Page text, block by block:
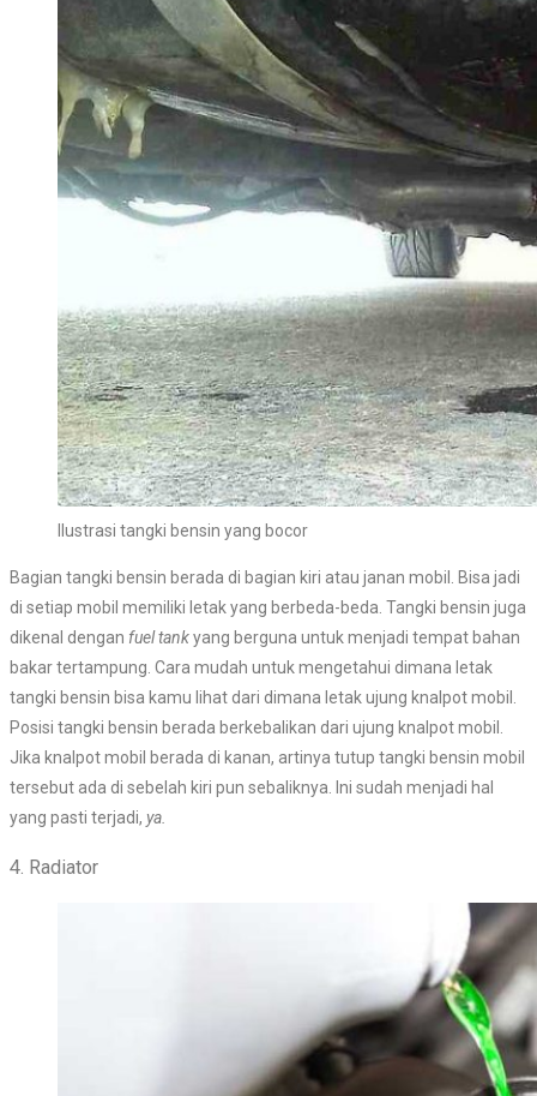
Ilustrasi tangki bensin yang bocor
Bagian tangki bensin berada di bagian kiri atau janan mobil. Bisa jadi
di setiap mobil memiliki letak yang berbeda-beda. Tangki bensin juga
dikenal dengan fuel tankyang berguna untuk menjadi tempat bahan
bakar tertampung. Cara mudah untuk mengetahui dimana letak
tangki bensin bisa kamu lihat dari dimana letak ujung knalpot mobil.
Posisi tangki bensin berada berkebalikan dari ujung knalpot mobil.
Jika knalpot mobil berada di kanan, artinya tutup tangki bensin mobil
tersebut ada di sebelah kiri pun sebaliknya. Ini sudah menjadi hal
yang pasti terjadi, ya.
4. Radiator